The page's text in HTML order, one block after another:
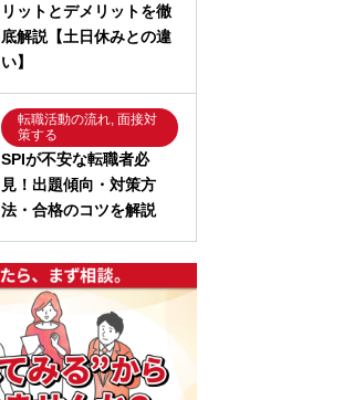
リットとデメリットを徹
底解説【土日休みとの違
い】
転職活動の流れ, 面接対
策する
SPIが不安な転職者必
見！出題傾向・対策方
法・合格のコツを解説